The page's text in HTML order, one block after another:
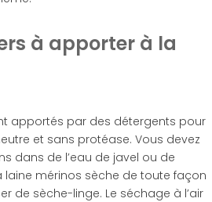
à apporter à la
apportés par des détergents pour
et sans protéase. Vous devez
dans de l’eau de javel ou de
laine mérinos sèche de toute façon
de sèche-linge. Le séchage à l’air